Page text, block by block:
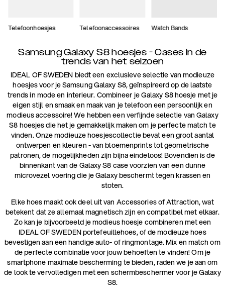
Telefoonhoesjes Telefoonaccessoires Watch Bands
Samsung Galaxy S8 hoesjes - Cases in de
trends van het seizoen
IDEAL OF SWEDEN biedt een exclusieve selectie van modieuze
hoesjes voor je Samsung Galaxy S8, geïnspireerd op de laatste
trends in mode en interieur. Combineer je Galaxy S8 hoesje met je
eigen stijl en smaak en maak van je telefoon een persoonlijk en
modieus accessoire! We hebben een verfijnde selectie van Galaxy
S8 hoesjes die het je gemakkelijk maken om je perfecte match te
vinden. Onze modieuze hoesjescollectie bevat een groot aantal
ontwerpen en kleuren - van bloemenprints tot geometrische
patronen, de mogelijkheden zijn bijna eindeloos! Bovendien is de
binnenkant van de Galaxy S8 case voorzien van een dunne
microvezel voering die je Galaxy beschermt tegen krassen en
stoten.
Elke hoes maakt ook deel uit van Accessories of Attraction, wat
betekent dat ze allemaal magnetisch zijn en compatibel met elkaar.
Zo kan je bijvoorbeeld je modieus hoesje combineren met een
IDEAL OF SWEDEN portefeuillehoes, of de modieuze hoes
bevestigen aan een handige auto- of ringmontage. Mix en match om
de perfecte combinatie voor jouw behoeften te vinden! Om je
smartphone maximale bescherming te bieden, raden we je aan om
de look te vervolledigen met een schermbeschermer voor je Galaxy
S8.